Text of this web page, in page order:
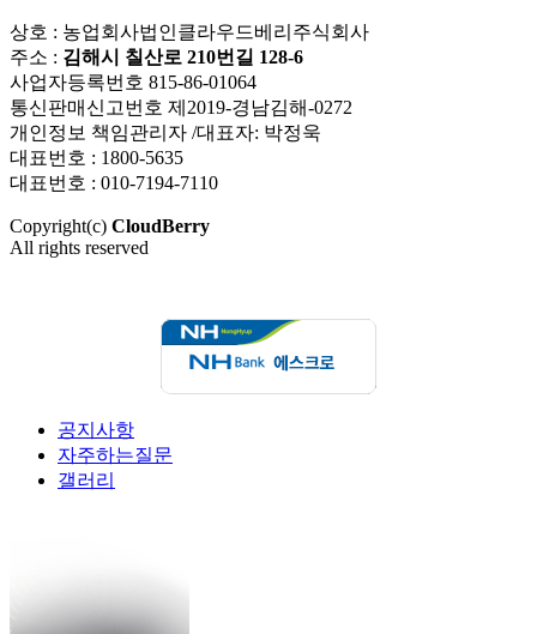
상호 : 농업회사법인클라우드베리주식회사
주소 : 김해시 칠산로 210번길 128-6
사업자등록번호 815-86-01064
통신판매신고번호 제2019-경남김해-0272
개인정보 책임관리자 /대표자: 박정욱
대표번호 : 1800-5635
대표번호 : 010-7194-7110
Copyright(c) CloudBerry
All rights reserved
공지사항
자주하는질문
갤러리